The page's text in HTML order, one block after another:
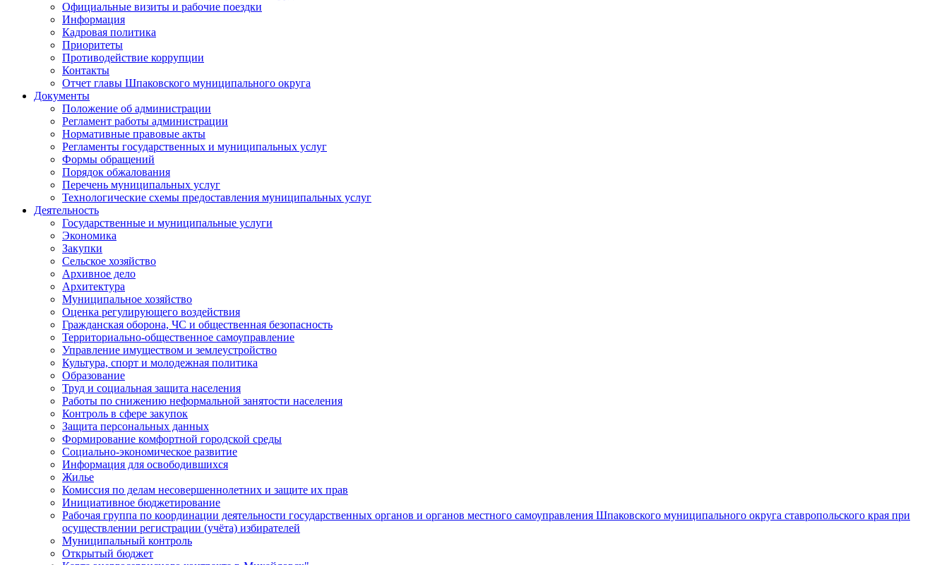
Официальные визиты и рабочие поездки
Информация
Кадровая политика
Приоритеты
Противодействие коррупции
Контакты
Отчет главы Шпаковского муниципального округа
Документы
Положение об администрации
Регламент работы администрации
Нормативные правовые акты
Регламенты государственных и муниципальных услуг
Формы обращений
Порядок обжалования
Перечень муниципальных услуг
Технологические схемы предоставления муниципальных услуг
Деятельность
Государственные и муниципальные услуги
Экономика
Закупки
Сельское хозяйство
Архивное дело
Архитектура
Муниципальное хозяйство
Оценка регулирующего воздействия
Гражданская оборона, ЧС и общественная безопасность
Территориально-общественное самоуправление
Управление имуществом и землеустройство
Культура, спорт и молодежная политика
Образование
Труд и социальная защита населения
Работы по снижению неформальной занятости населения
Контроль в сфере закупок
Защита персональных данных
Формирование комфортной городской среды
Социально-экономическое развитие
Информация для освободившихся
Жилье
Комиссия по делам несовершеннолетних и защите их прав
Инициативное бюджетирование
Рабочая группа по координации деятельности государственных органов и органов местного самоуправления Шпаковского муниципального округа ставропольского края при
осуществлении регистрации (учёта) избирателей
Муниципальный контроль
Открытый бюджет